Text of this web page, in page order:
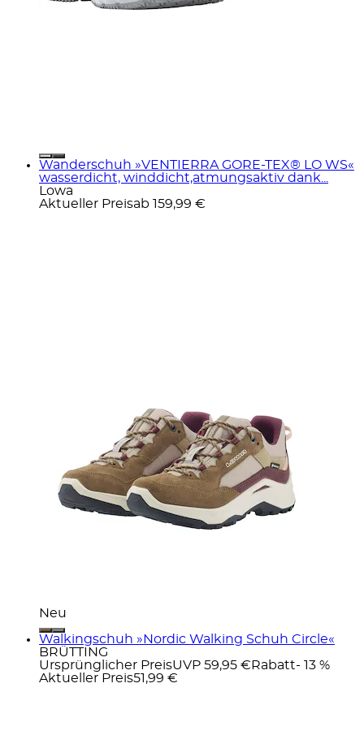
Wanderschuh »VENTIERRA GORE-TEX® LO WS«
wasserdicht, winddicht,atmungsaktiv dank...
Lowa
Aktueller Preisab 159,99 €
Neu
Walkingschuh »Nordic Walking Schuh Circle«
BRÜTTING
Ursprünglicher PreisUVP 59,95 € Rabatt- 13 %
Aktueller Preis51,99 €